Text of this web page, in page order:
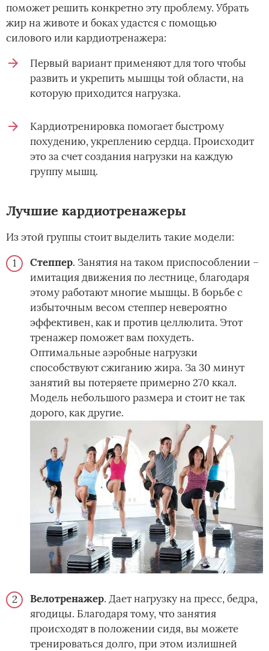
поможет решить конкретно эту проблему. Убрать
жир на животе и боках удастся с помощью
силового или кардиотренажера:
Первый вариант применяют для того чтобы
развить и укрепить мышцы той области, на
которую приходится нагрузка.
Кардиотренировка помогает быстрому
похудению, укреплению сердца. Происходит
это за счет создания нагрузки на каждую
группу мышц.
Лучшие кардиотренажеры
Из этой группы стоит выделить такие модели:
Степпер. Занятия на таком приспособлении –
имитация движения по лестнице, благодаря
этому работают многие мышцы. В борьбе с
избыточным весом степпер невероятно
эффективен, как и против целлюлита. Этот
тренажер поможет вам похудеть.
Оптимальные аэробные нагрузки
способствуют сжиганию жира. За 30 минут
занятий вы потеряете примерно 270 ккал.
Модель небольшого размера и стоит не так
дорого, как другие.
Велотренажер. Дает нагрузку на пресс, бедра,
ягодицы. Благодаря тому, что занятия
происходят в положении сидя, вы можете
тренироваться долго, при этом излишней